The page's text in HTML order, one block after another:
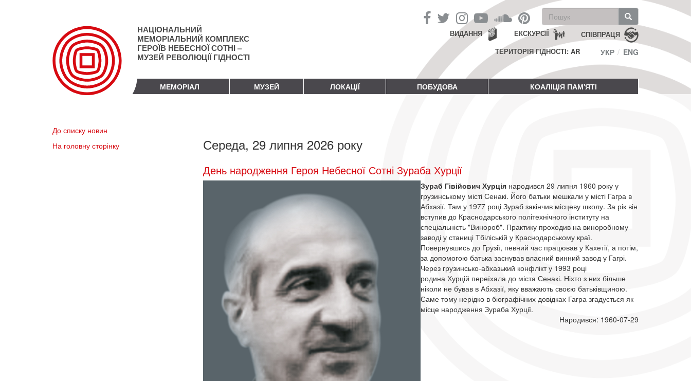
НАЦІОНАЛЬНИЙ
МЕМОРІАЛЬНИЙ КОМПЛЕКС
ГЕРОЇВ НЕБЕСНОЇ СОТНІ –
МУЗЕЙ РЕВОЛЮЦІЇ ГІДНОСТІ
Пошукова
форма
Пошук СПІВПРАЦЯ
ЕКСКУРСІЇ
ВИДАННЯ
ТЕРИТОРІЯ ГІДНОСТІ: AR
УКР ENG
МЕМОРІАЛ МУЗЕЙ ЛОКАЦІЇ ПОБУДОВА КОАЛІЦІЯ ПАМ'ЯТІ
До списку новин
На головну сторінку
Середа, 29 липня 2026 року
День народження Героя Небесної Сотні Зураба Хурції
Зураб Гівійович Хурція народився 29 липня 1960 року у
грузинському місті Сенакі. Його батьки мешкали у місті Гагра в
Абхазії. Там у 1977 році Зураб закінчив місцеву школу. За рік він
вступив до Краснодарського політехнічного інституту на
спеціальність "Винороб". Практику проходив на виноробному
заводі у станиці Тбіліській у Краснодарському краї.
Повернувшись до Грузії, певний час працював у Кахетії, а потім,
за допомогою батька заснував власний винний завод у Гагрі.
Через грузинсько-абхазький конфлікт у 1993 році
родина Хурцій переїхала до міста Сенакі. Ніхто з них більше
ніколи не бував в Абхазії, яку вважають своєю батьківщиною.
Саме тому нерідко в біографічних довідках Гагра згадується як
місце народження Зураба Хурції.
Народився: 1960-07-29